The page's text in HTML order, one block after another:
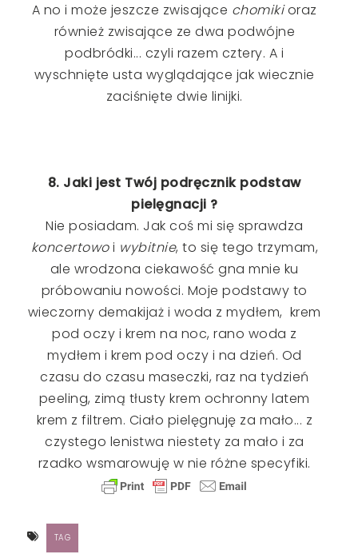
A no i może jeszcze zwisające chomikioraz
również zwisające ze dwa podwójne
podbródki... czyli razem cztery. A i
wyschnięte usta wyglądające jak wiecznie
zaciśnięte dwie linijki.
8. Jaki jest Twój podręcznik podstaw
pielęgnacji ?
Nie posiadam. Jak coś mi się sprawdza
koncertowoi wybitnie, to się tego trzymam,
ale wrodzona ciekawość gna mnie ku
próbowaniu nowości. Moje podstawy to
wieczorny demakijaż i woda z mydłem, krem
pod oczy i krem na noc, rano woda z
mydłem i krem pod oczy i na dzień. Od
czasu do czasu maseczki, raz na tydzień
peeling, zimą tłusty krem ochronny latem
krem z filtrem. Ciało pielęgnuję za mało... z
czystego lenistwa niestety za mało i za
rzadko wsmarowuję w nie różne specyfiki.
TAG